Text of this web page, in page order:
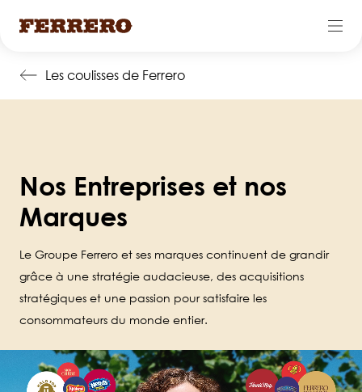
Les coulisses de Ferrero
Nos Entreprises et nos
Marques
Le Groupe Ferrero et ses marques continuent de grandir
grâce à une stratégie audacieuse, des acquisitions
stratégiques et une passion pour satisfaire les
consommateurs du monde entier.